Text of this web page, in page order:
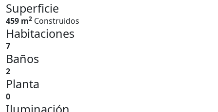
Superficie
459 m2 Construidos
Habitaciones
7
Baños
2
Planta
0